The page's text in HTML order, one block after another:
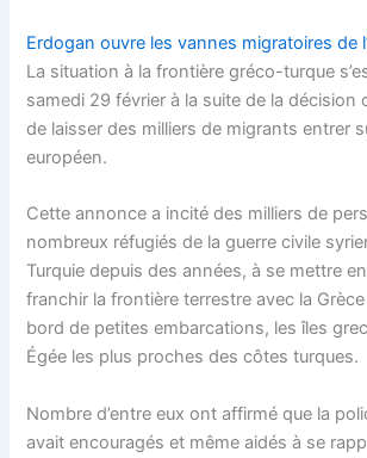
Erdogan ouvre les vannes migratoires de
La situation à la frontière gréco-turque
samedi 29 février à la suite de la décision
de laisser des milliers de migrants entrer
européen.
Cette annonce a incité des milliers de
nombreux réfugiés de la guerre civile
Turquie depuis des années, à se mettre
franchir la frontière terrestre avec la
bord de petites embarcations, les îles
Égée les plus proches des côtes turques.
Nombre d’entre eux ont affirmé que la
avait encouragés et même aidés à se